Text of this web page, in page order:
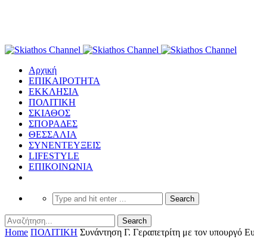
Αρχική
ΕΠΙΚΑΙΡΟΤΗΤΑ
ΕΚΚΛΗΣΙΑ
ΠΟΛΙΤΙΚΗ
ΣΚΙΑΘΟΣ
ΣΠΟΡΑΔΕΣ
ΘΕΣΣΑΛΙΑ
ΣΥΝΕΝΤΕΥΞΕΙΣ
LIFESTYLE
ΕΠΙΚΟΙΝΩΝΙΑ
Home ΠΟΛΙΤΙΚΗ Συνάντηση Γ. Γεραπετρίτη με τον υπουργό